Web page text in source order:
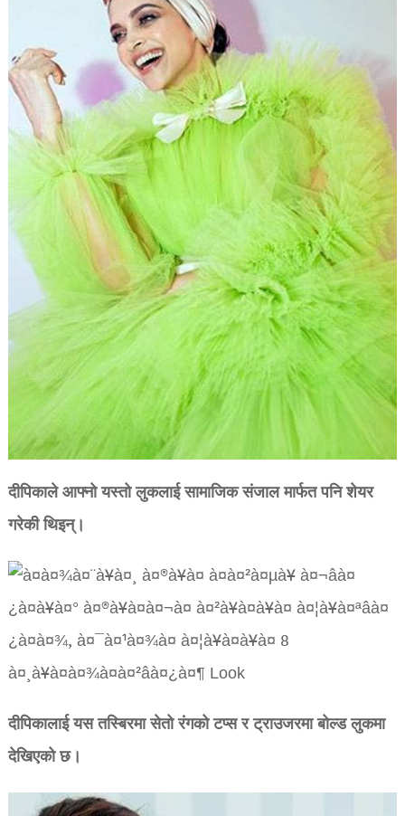
दीपिकाले आफ्नो यस्तो लुकलाई सामाजिक संजाल मार्फत पनि शेयर
गरेकी थिइन्।
दीपिकालाई यस तस्बिरमा सेतो रंगको टप्स र ट्राउजरमा बोल्ड लुकमा
देखिएको छ।